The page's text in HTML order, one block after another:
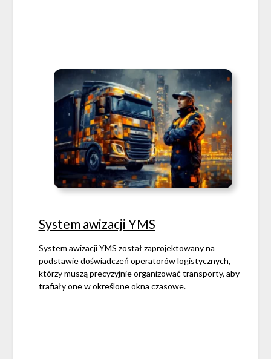
System awizacji YMS
System awizacji YMS został zaprojektowany na
podstawie doświadczeń operatorów logistycznych,
którzy muszą precyzyjnie organizować transporty, aby
trafiały one w określone okna czasowe.